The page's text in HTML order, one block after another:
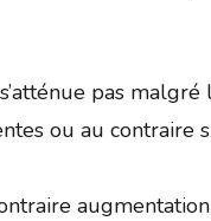
pas malgré
ou au contraire